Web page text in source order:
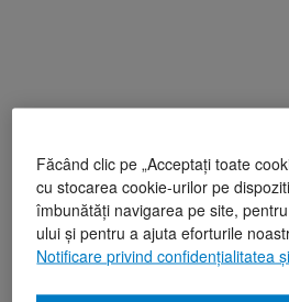
Făcând clic pe „Acceptați toate
cu stocarea cookie-urilor pe
îmbunătăți navigarea pe site,
ului și pentru a ajuta eforturile
Notificare privind confidențialitatea